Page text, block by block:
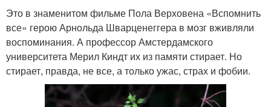
Это в знаменитом фильме Пола Верховена «Вспомнить
все» герою Арнольда Шварценеггера в мозг вживляли
воспоминания. А профессор Амстердамского
университета Мерил Киндт их из памяти стирает. Но
стирает, правда, не все, а только ужас, страх и фобии.